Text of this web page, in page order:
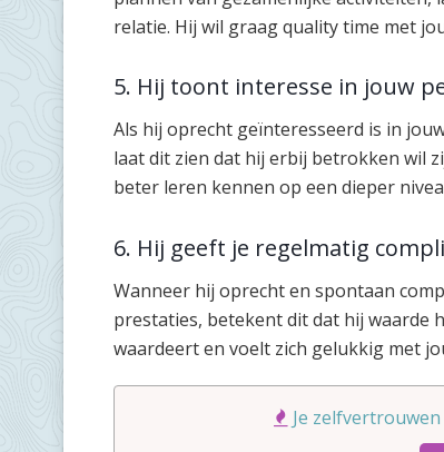
relatie. Hij wil graag quality time met
5. Hij toont interesse in jouw
Als hij oprecht geïnteresseerd is in
laat dit zien dat hij erbij betrokken wil
beter leren kennen op een dieper
6. Hij geeft je regelmatig
Wanneer hij oprecht en spontaan
prestaties, betekent dit dat hij waarde
waardeert en voelt zich gelukkig met
Je